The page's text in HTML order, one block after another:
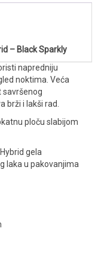
– Black Sparkly
napredniju
noktima. Veća
savršenog
brži i lakši rad.
ploču slabijom
gela
laka u pakovanjima